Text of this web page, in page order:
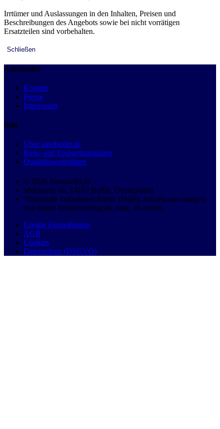
Irrtümer und Auslassungen in den Inhalten, Preisen und
Beschreibungen des Angebots sowie bei nicht vorrätigen
Ersatzteilen sind vorbehalten.
Schließen
Autobutler
Kontakt
Presse
Impressum
Info
Über autobutler.de
Preis- und Ersparnisangaben
Qualitätswerkstätten
© 2026 Autobutler.de
Mühlenstr. 8a, 14167 Berlin, Deutschland
*Nationale Teilnehmer-Rufnr. (VoIP), Anrufkosten hängen
von Ihrem Telefonvertrag ab, max. 49 ct/min.
Cookie Einstellungen
AGB
Cookies
Datenschutz (DSGVO)